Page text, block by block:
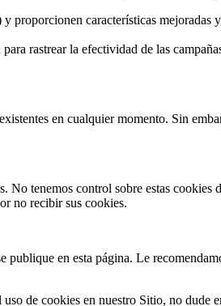
características mejoradas
rastrear la efectividad de las
en cualquier momento. Sin
tenemos control sobre estas cookies
no recibir sus cookies.
en esta página. Le
de cookies en nuestro Sitio, no dude